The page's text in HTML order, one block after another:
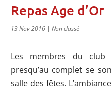
Repas Age d’Or
13 Nov 2016| Non classé
Les membres du club
presqu’au complet se
salle des fêtes.